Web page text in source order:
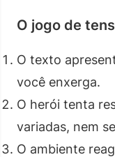
O jogo de
O texto
você enxerga.
O herói tenta
variadas, nem
O ambiente